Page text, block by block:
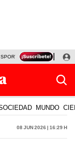
BOYS JORGE
MUNDO
08 Jun 2026 | 16:29 h